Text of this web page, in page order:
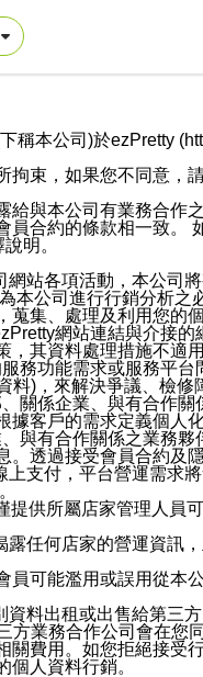
稱本公司)於ezPretty
束，如果您不同意，
與本公司有業務合
合約的條款相一致。
明。
站各項活動，本公司
本公司進行行銷分析
集、處理及利用您的個
網站連結與介接
其資料處理措施不適
務功能需求或服務平
)，來解決爭議、檢
關係企業、與有合作
客戶的需求定義個人
與有合作關係之業務
透過接受會員合約及
支付，平台營運需求
供所屬店家管理人員
任何店家的營運資訊
可能濫用或誤用從
料出租或出售給第三方
業務合作公司會在
費用。如您拒絕接
人資料行銷。